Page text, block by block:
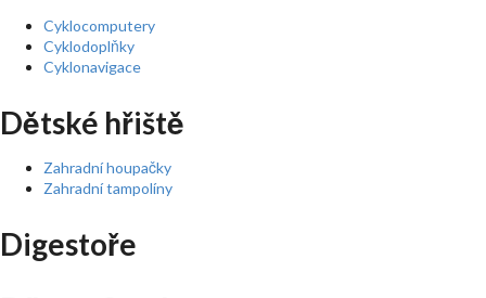
Cyklocomputery
Cyklodoplňky
Cyklonavigace
Dětské hřiště
Zahradní houpačky
Zahradní tampolíny
Digestoře